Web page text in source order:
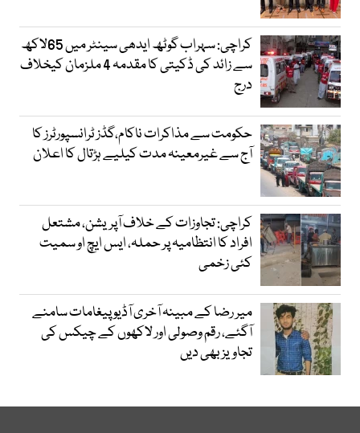
کراچی: سہراب گوٹھ ایدھی سینٹر میں 65لاکھ
سے زائد کی ڈکیتی کا مقدمہ 4 ملزمان کیخلاف
درج
حکومت سے مذاکرات ناکام،گڈز ٹرانسپورٹرز کا
آج سے غیرمعینہ مدت کیلیے ہڑتال کا اعلان
کراچی: تجاوزات کے خلاف آپریشن، مشتعل
افراد کا انتظامیہ پر حملہ، ایس ایچ او سمیت
کئی زخمی
میر رضا کے مبینہ آخری آڈیو پیغامات سامنے
آگئے، رقم وصولی اور لاکھوں کے چیکس کی
تجاویز بھی دیں